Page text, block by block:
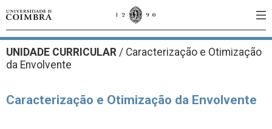
UNIDADE CURRICULAR / Caracterização e Otimização
da Envolvente
Caracterização e Otimização da Envolvente